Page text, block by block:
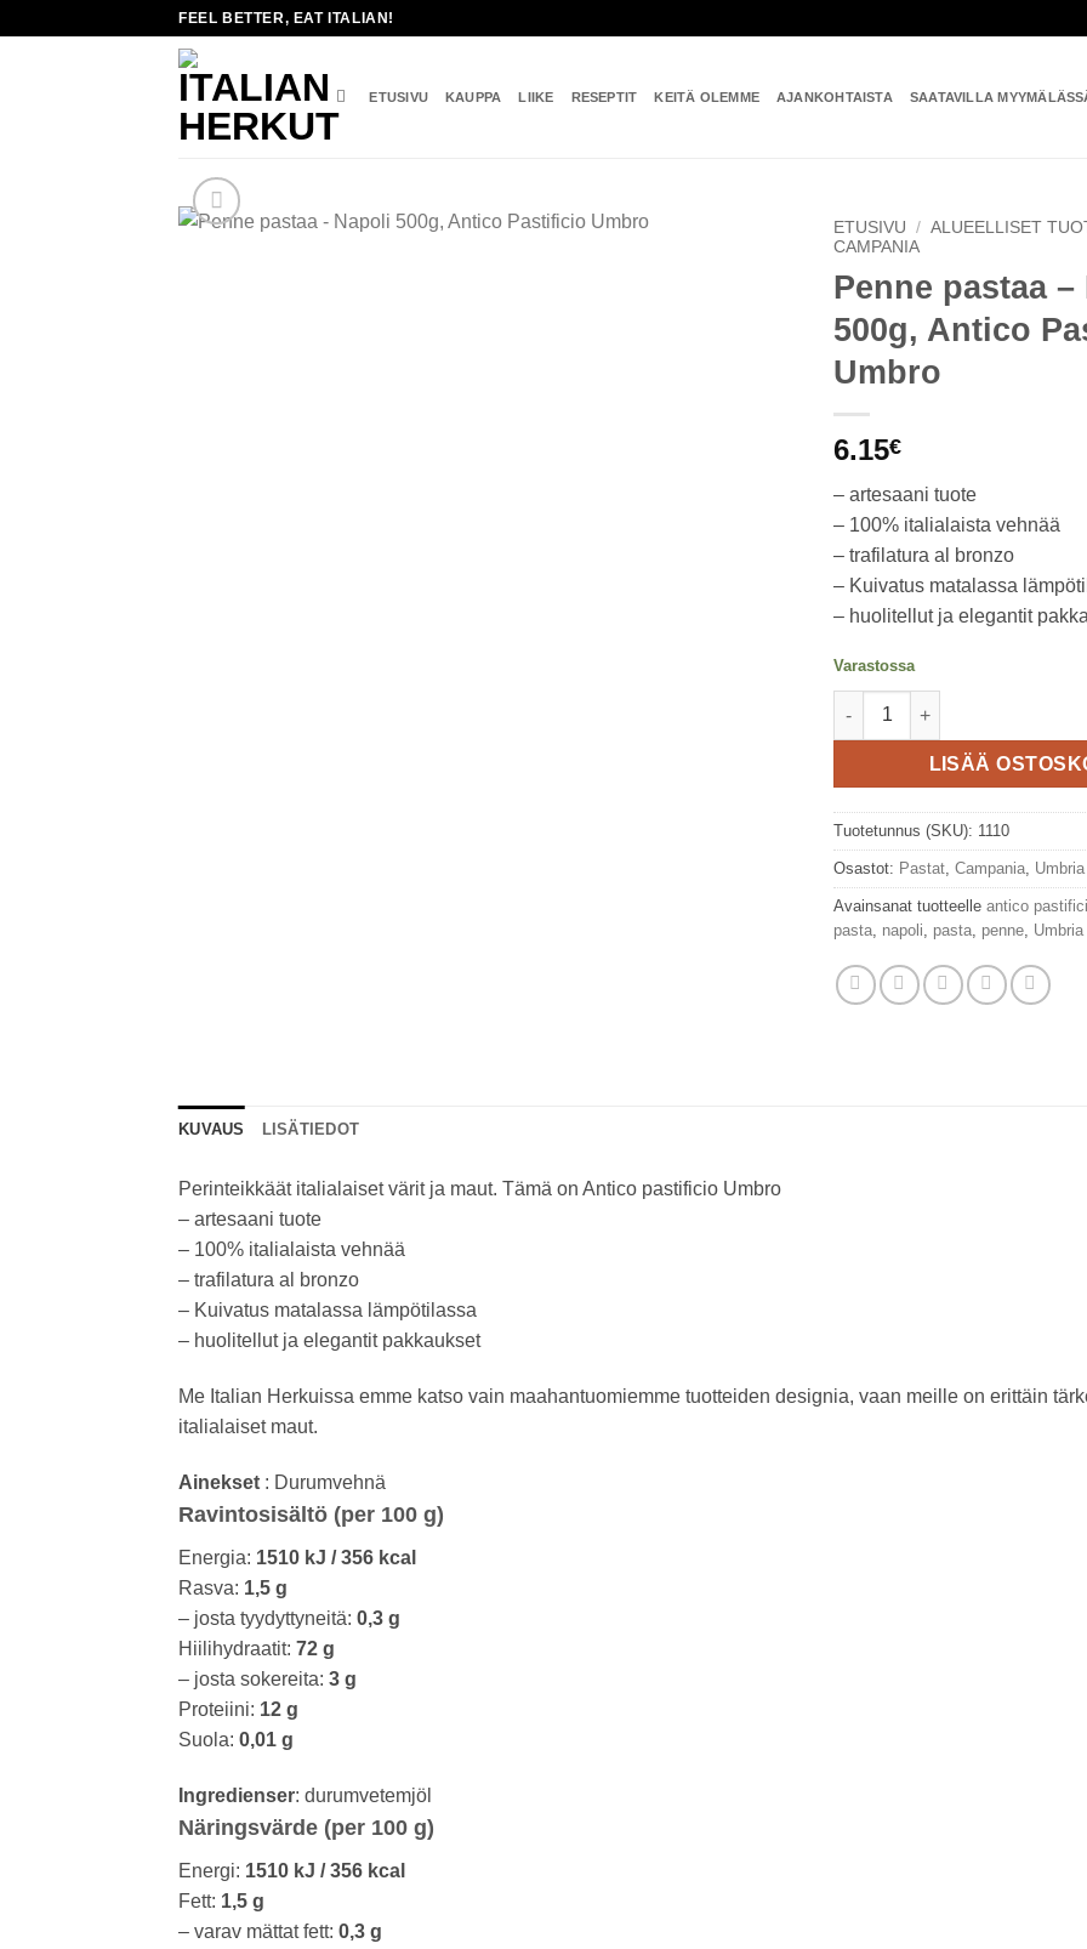
FEEL BETTER, EAT ITALIAN!
ETUSIVU KAUPPA LIIKE RESEPTIT KEITÄ OLEMME AJANKOHTAISTA SAATAVILLA
ETUSIVU / ALUEELLISET
CAMPANIA
Penne pastaa –
500g, Antico
Umbro
6.15€
– artesaani tuote
– 100% italialaista vehnää
– trafilatura al bronzo
– Kuivatus matalassa
– huolitellut ja elegantit
Varastossa
Penne pastaa - Napoli 500g,
LISÄÄ
Tuotetunnus (SKU): 1110
Osastot: Pastat, Campania, Umbria
Avainsanat tuotteelle antico
pasta, napoli, pasta, penne, Umbria
KUVAUS LISÄTIEDOT
Perinteikkäät italialaiset värit ja maut. Tämä on Antico pastificio Umbro
– artesaani tuote
– 100% italialaista vehnää
– trafilatura al bronzo
– Kuivatus matalassa lämpötilassa
– huolitellut ja elegantit pakkaukset
Me Italian Herkuissa emme katso vain maahantuomiemme tuotteiden designia, vaan meille on erittäin
italialaiset maut.
Ainekset : Durumvehnä
Ravintosisältö (per 100 g)
Energia: 1510 kJ / 356 kcal
Rasva: 1,5 g
– josta tyydyttyneitä: 0,3 g
Hiilihydraatit: 72 g
– josta sokereita: 3 g
Proteiini: 12 g
Suola: 0,01 g
Ingredienser: durumvetemjöl
Näringsvärde (per 100 g)
Energi: 1510 kJ / 356 kcal
Fett: 1,5 g
– varav mättat fett: 0,3 g